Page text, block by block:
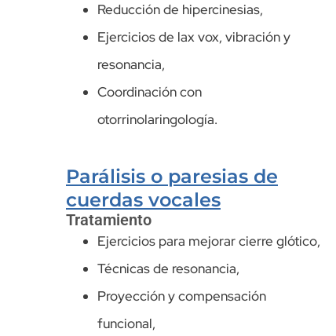
Reducción de hipercinesias,
Ejercicios de lax vox, vibración y
resonancia,
Coordinación con
otorrinolaringología.
Parálisis o paresias de
cuerdas vocales
Tratamiento
Ejercicios para mejorar cierre glótico,
Técnicas de resonancia,
Proyección y compensación
funcional,